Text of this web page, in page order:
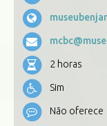
2 horas
Sim
Não oferece